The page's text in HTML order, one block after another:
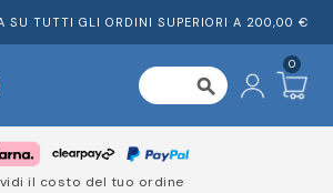
SU TUTTI GLI ORDINI SUPERIORI A 200,00 €
search
0
il costo del tuo ordine